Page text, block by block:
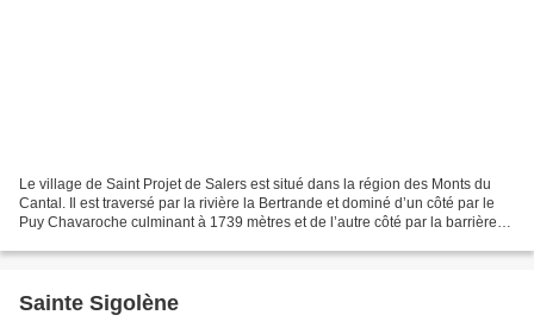
Le village de Saint Projet de Salers est situé dans la région des Monts du
Cantal. Il est traversé par la rivière la Bertrande et dominé d’un côté par le
Puy Chavaroche culminant à 1739 mètres et de l’autre côté par la barrière
Sainte Sigolène